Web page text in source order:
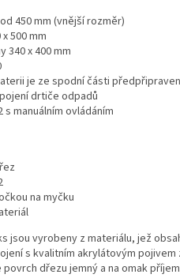
450 mm (vnější rozměr)
500 mm
340 x 400 mm
je ze spodní části
drtiče odpadů
manuálním ovládáním
na myčku
jsou vyrobeny z materiálu, jež
s kvalitním akrylátovým
dřezu jemný a na omak